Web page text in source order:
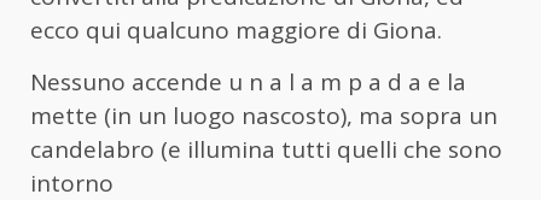
ecco qui qualcuno maggiore di Giona.
Nessuno accende u n a l a m p a d a e la
mette (in un luogo nascosto), ma sopra un
candelabro (e illumina tutti quelli che sono
intorno